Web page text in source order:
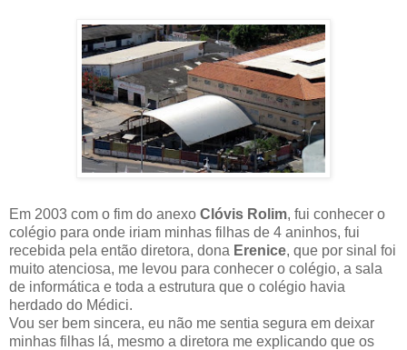
Em 2003 com o fim do anexo Clóvis Rolim, fui conhecer o
colégio para onde iriam minhas filhas de 4 aninhos, fui
recebida pela então diretora, dona Erenice, que por sinal foi
muito atenciosa, me levou para conhecer o colégio, a sala
de informática e toda a estrutura que o colégio havia
herdado do Médici.
Vou ser bem sincera, eu não me sentia segura em deixar
minhas filhas lá, mesmo a diretora me explicando que os